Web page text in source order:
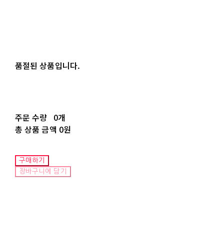
품절된 상품입니다.
주문 수량 0개
총 상품 금액 0원
구매하기
장바구니에 담기